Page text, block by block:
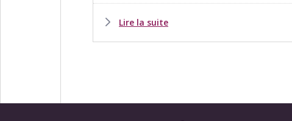
Lire la suite